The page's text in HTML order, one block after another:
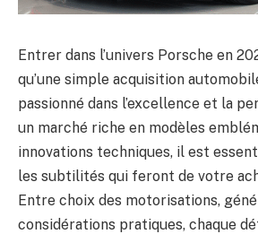
Entrer dans l’univers Porsche en
qu’une simple acquisition
passionné dans l’excellence et la
un marché riche en modèles
innovations techniques, il est
les subtilités qui feront de votre
Entre choix des motorisations,
considérations pratiques, chaque